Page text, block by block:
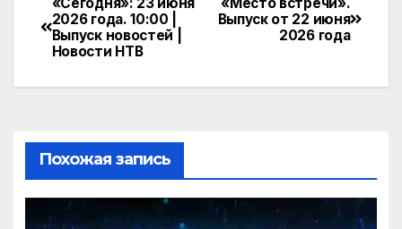
e
gr
a
m
n
o
a
s
ni
ki
itt
er
п
в
ь
Навигация
по
записям
Выпуск от 22 июня
2026 года
2026 года. 10:00 |
Выпуск новостей |
Новости НТВ
Похожая запись